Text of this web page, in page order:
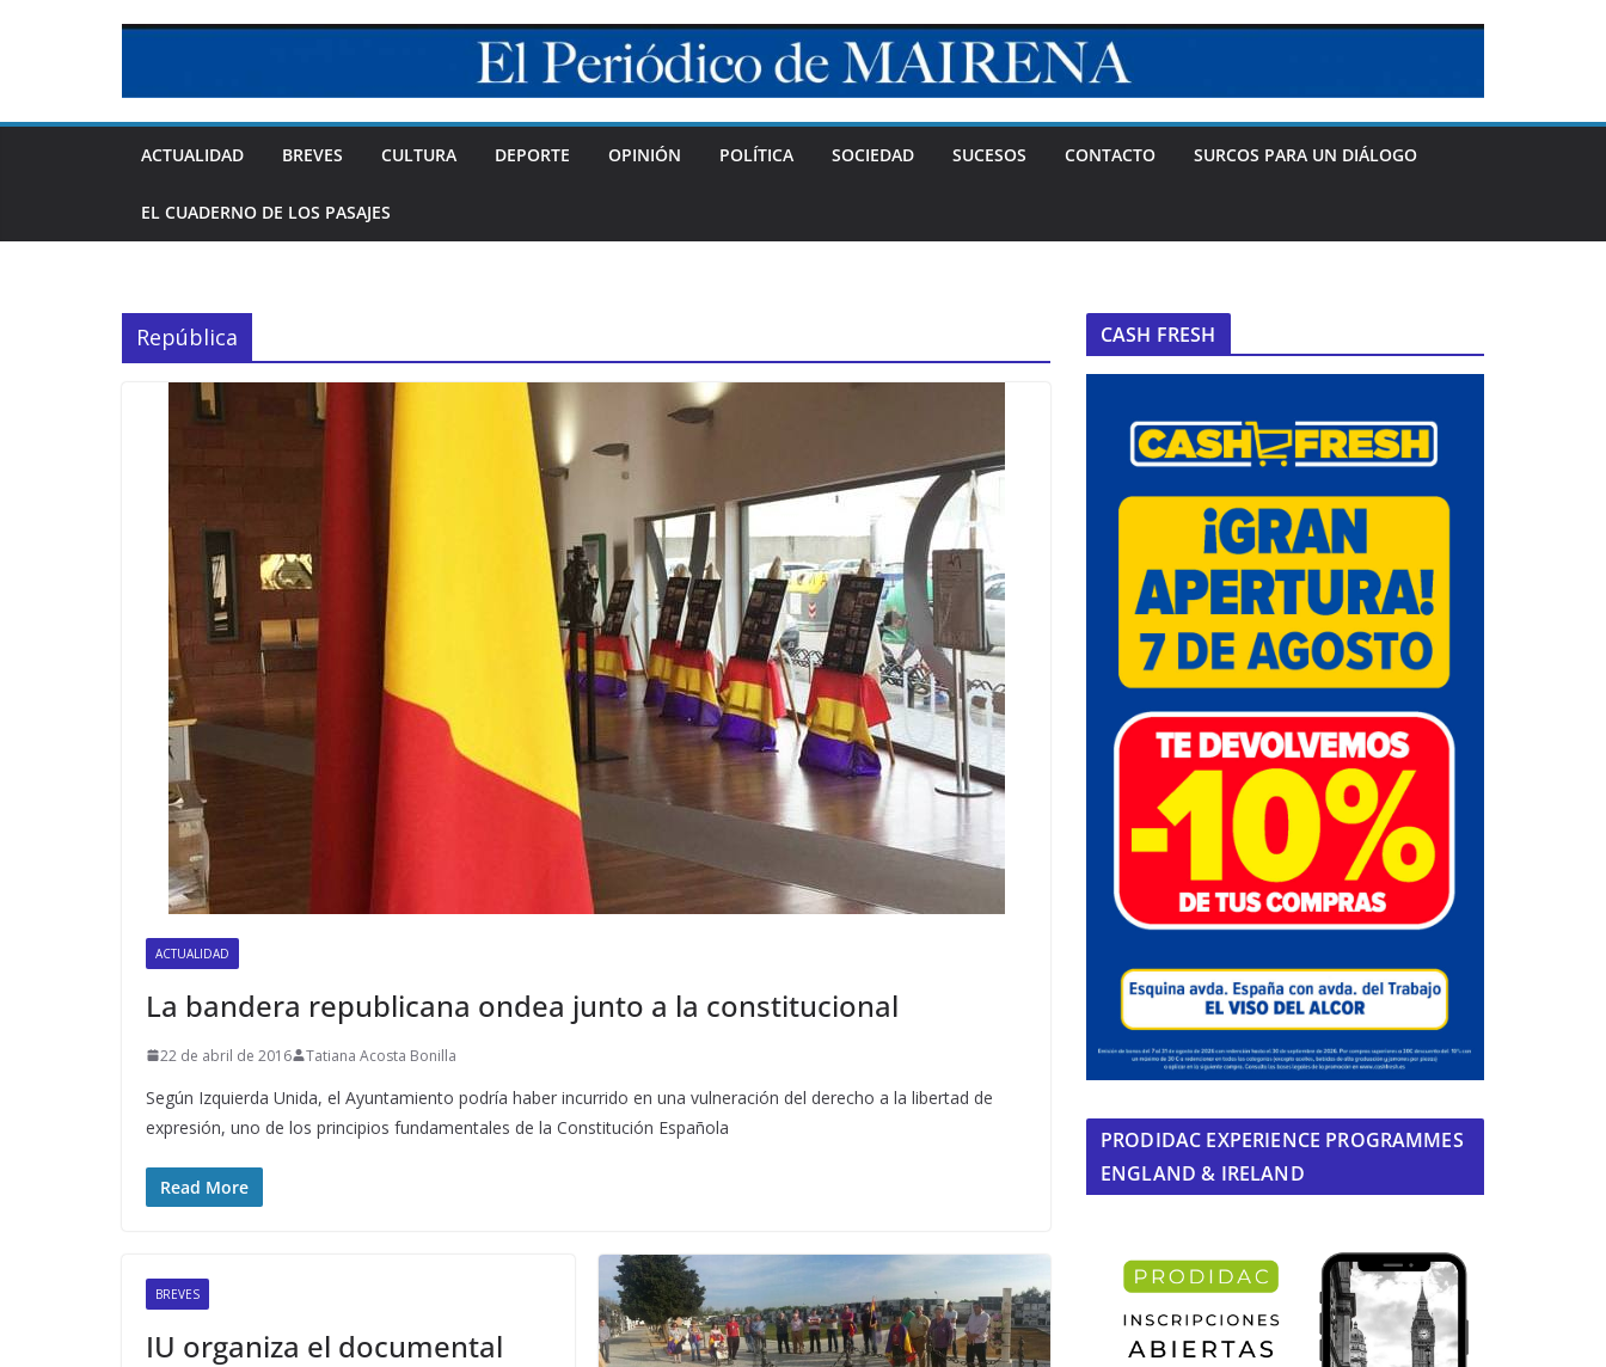
ACTUALIDAD BREVES CULTURA DEPORTE OPINIÓN POLÍTICA SOCIEDAD SUCESOS CONTACTO SURCOS PARA UN DIÁLOGO
EL CUADERNO DE LOS PASAJES
República
ACTUALIDAD
La bandera republicana ondea junto a la constitucional
22 de abril de 2016 Tatiana Acosta Bonilla
Según Izquierda Unida, el Ayuntamiento podría haber incurrido en una vulneración del derecho a la libertad de
expresión, uno de los principios fundamentales de la Constitución Española
Read More
BREVES
IU organiza el documental
CASH FRESH
PRODIDAC EXPERIENCE PROGRAMMES
ENGLAND & IRELAND